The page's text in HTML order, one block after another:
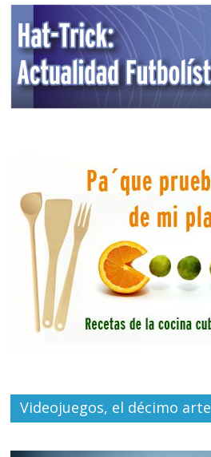
Videojuegos, el décimo arte